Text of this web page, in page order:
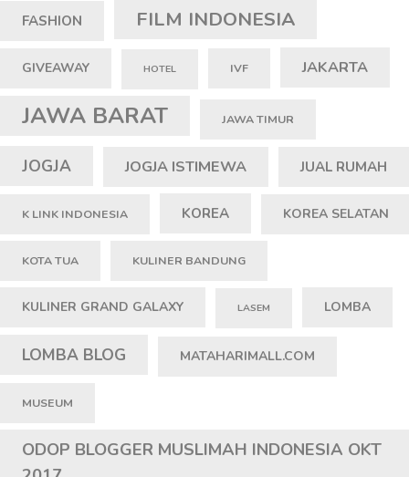
FASHION FILM INDONESIA
GIVEAWAY HOTEL IVF JAKARTA
JAWA BARAT JAWA TIMUR
JOGJA JOGJA ISTIMEWA JUAL RUMAH
K LINK INDONESIA KOREA KOREA SELATAN
KOTA TUA KULINER BANDUNG
KULINER GRAND GALAXY LASEM LOMBA
LOMBA BLOG MATAHARIMALL.COM
MUSEUM
ODOP BLOGGER MUSLIMAH INDONESIA OKT